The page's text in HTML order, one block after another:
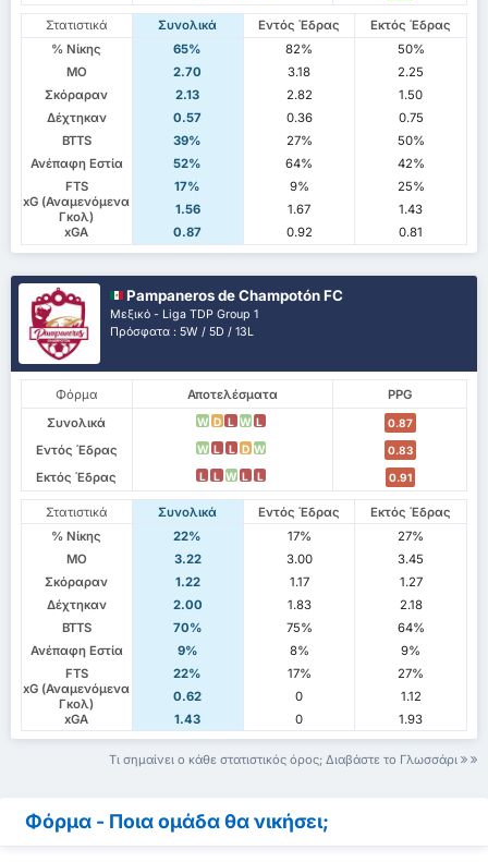
Στατιστικά Συνολικά Εντός Έδρας
Εκτός Έδρας
% Νίκης
65% 82%
50%
ΜΟ
2.70 3.18
2.25
Σκόραραν
2.13 2.82
1.50
Δέχτηκαν
0.57 0.36
0.75
BTTS
39% 27%
50%
Ανέπαφη Εστία
52% 64%
42%
FTS
17% 9%
25%
xG (Αναμενόμενα
Γκολ)
1.56 1.67
1.43
xGA
0.87 0.92 0.81
Pampaneros de Champotón FC
Μεξικό - Liga TDP Group 1
Πρόσφατα : 5W / 5D / 13L
Φόρμα Αποτελέσματα
PPG
Συνολικά
W D L W L 0.87
Εντός Έδρας W L L D W 0.83
Εκτός Έδρας L L W L L 0.91
Στατιστικά Συνολικά Εντός Έδρας
Εκτός Έδρας
% Νίκης
22% 17%
27%
ΜΟ
3.22 3.00
3.45
Σκόραραν
1.22 1.17
1.27
Δέχτηκαν
2.00 1.83
2.18
BTTS
70% 75%
64%
Ανέπαφη Εστία
9% 8%
9%
FTS
22% 17%
27%
xG (Αναμενόμενα
Γκολ)
0.62 0
1.12
xGA
1.43 0 1.93
Τι σημαίνει ο κάθε στατιστικός όρος; Διαβάστε το Γλωσσάρι
Φόρμα - Ποια ομάδα θα νικήσει;